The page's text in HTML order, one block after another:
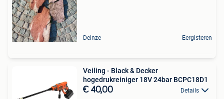
Deinze Eergisteren
Veiling - Black & Decker
hogedrukreiniger 18V 24bar BCPC18D1
€ 40,00 Details